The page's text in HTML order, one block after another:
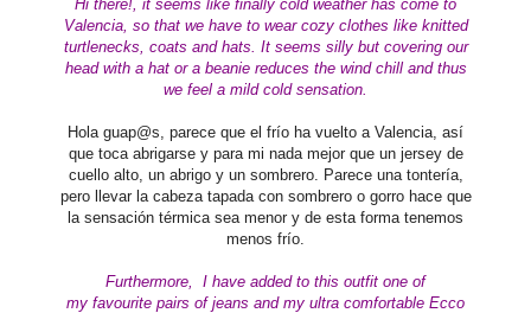
Hi there!, it seems like finally cold weather has come to
Valencia, so that we have to wear cozy clothes like knitted
turtlenecks, coats and hats. It seems silly but covering our
head with a hat or a beanie reduces the wind chill and thus
we feel a mild cold sensation.
Hola guap@s, parece que el frío ha vuelto a Valencia, así
que toca abrigarse y para mi nada mejor que un jersey de
cuello alto, un abrigo y un sombrero. Parece una tontería,
pero llevar la cabeza tapada con sombrero o gorro hace que
la sensación térmica sea menor y de esta forma tenemos
menos frío.
Furthermore, I have added to this outfit one of
my favourite pairs of jeans and my ultra comfortable Ecco